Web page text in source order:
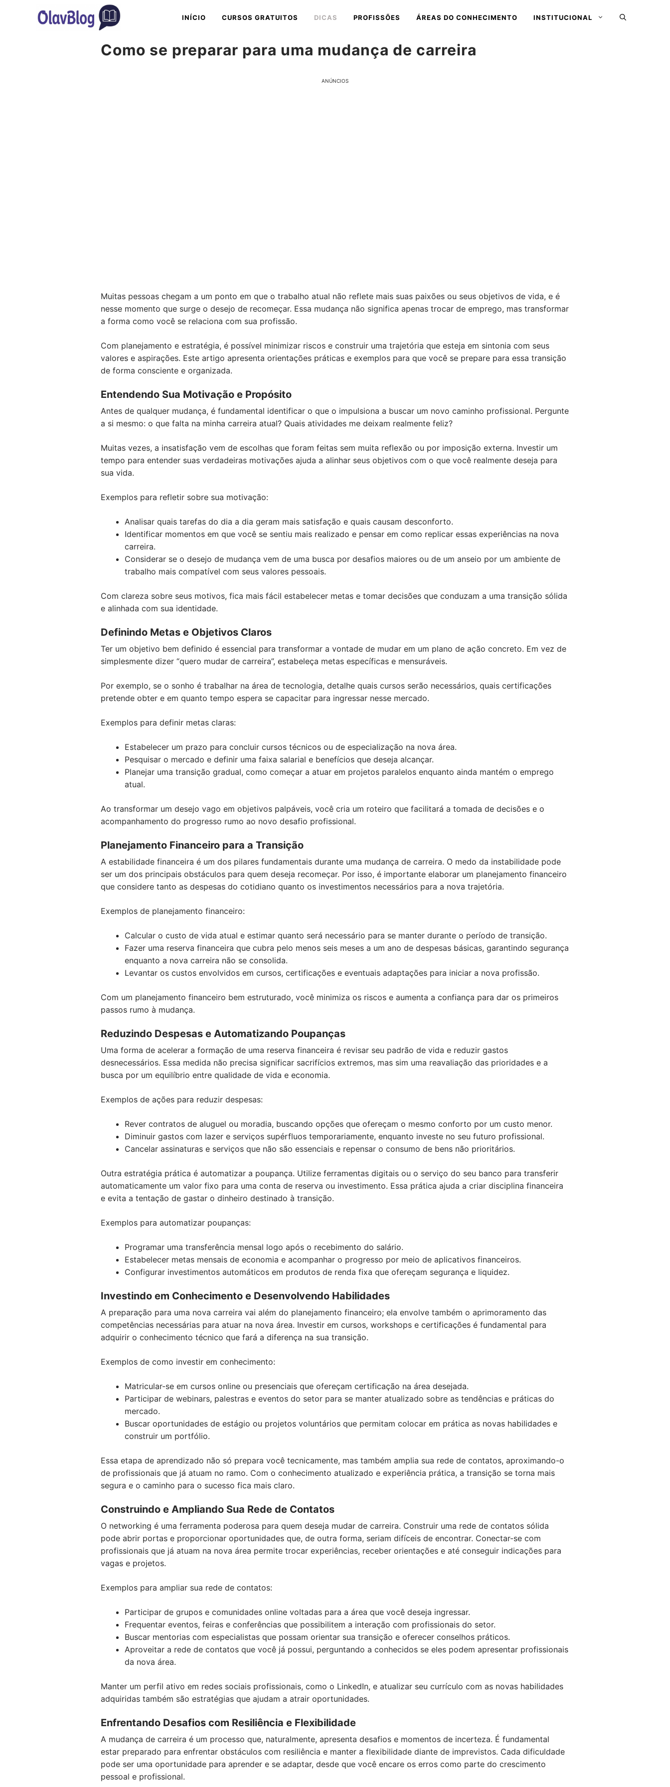
INÍCIO CURSOS GRATUITOS DICAS PROFISSÕES ÁREAS DO CONHECIMENTO INSTITUCIONAL
Como se preparar para uma mudança de carreira
ANÚNCIOS
Muitas pessoas chegam a um ponto em que o trabalho atual não reflete mais suas paixões ou seus objetivos de vida, e é
nesse momento que surge o desejo de recomeçar. Essa mudança não significa apenas trocar de emprego, mas transformar
a forma como você se relaciona com sua profissão.
Com planejamento e estratégia, é possível minimizar riscos e construir uma trajetória que esteja em sintonia com seus
valores e aspirações. Este artigo apresenta orientações práticas e exemplos para que você se prepare para essa transição
de forma consciente e organizada.
Entendendo Sua Motivação e Propósito
Antes de qualquer mudança, é fundamental identificar o que o impulsiona a buscar um novo caminho profissional. Pergunte
a si mesmo: o que falta na minha carreira atual? Quais atividades me deixam realmente feliz?
Muitas vezes, a insatisfação vem de escolhas que foram feitas sem muita reflexão ou por imposição externa. Investir um
tempo para entender suas verdadeiras motivações ajuda a alinhar seus objetivos com o que você realmente deseja para
sua vida.
Exemplos para refletir sobre sua motivação:
Analisar quais tarefas do dia a dia geram mais satisfação e quais causam desconforto.
Identificar momentos em que você se sentiu mais realizado e pensar em como replicar essas experiências na nova
carreira.
Considerar se o desejo de mudança vem de uma busca por desafios maiores ou de um anseio por um ambiente de
trabalho mais compatível com seus valores pessoais.
Com clareza sobre seus motivos, fica mais fácil estabelecer metas e tomar decisões que conduzam a uma transição sólida
e alinhada com sua identidade.
Definindo Metas e Objetivos Claros
Ter um objetivo bem definido é essencial para transformar a vontade de mudar em um plano de ação concreto. Em vez de
simplesmente dizer “quero mudar de carreira”, estabeleça metas específicas e mensuráveis.
Por exemplo, se o sonho é trabalhar na área de tecnologia, detalhe quais cursos serão necessários, quais certificações
pretende obter e em quanto tempo espera se capacitar para ingressar nesse mercado.
Exemplos para definir metas claras:
Estabelecer um prazo para concluir cursos técnicos ou de especialização na nova área.
Pesquisar o mercado e definir uma faixa salarial e benefícios que deseja alcançar.
Planejar uma transição gradual, como começar a atuar em projetos paralelos enquanto ainda mantém o emprego
atual.
Ao transformar um desejo vago em objetivos palpáveis, você cria um roteiro que facilitará a tomada de decisões e o
acompanhamento do progresso rumo ao novo desafio profissional.
Planejamento Financeiro para a Transição
A estabilidade financeira é um dos pilares fundamentais durante uma mudança de carreira. O medo da instabilidade pode
ser um dos principais obstáculos para quem deseja recomeçar. Por isso, é importante elaborar um planejamento financeiro
que considere tanto as despesas do cotidiano quanto os investimentos necessários para a nova trajetória.
Exemplos de planejamento financeiro:
Calcular o custo de vida atual e estimar quanto será necessário para se manter durante o período de transição.
Fazer uma reserva financeira que cubra pelo menos seis meses a um ano de despesas básicas, garantindo segurança
enquanto a nova carreira não se consolida.
Levantar os custos envolvidos em cursos, certificações e eventuais adaptações para iniciar a nova profissão.
Com um planejamento financeiro bem estruturado, você minimiza os riscos e aumenta a confiança para dar os primeiros
passos rumo à mudança.
Reduzindo Despesas e Automatizando Poupanças
Uma forma de acelerar a formação de uma reserva financeira é revisar seu padrão de vida e reduzir gastos
desnecessários. Essa medida não precisa significar sacrifícios extremos, mas sim uma reavaliação das prioridades e a
busca por um equilíbrio entre qualidade de vida e economia.
Exemplos de ações para reduzir despesas:
Rever contratos de aluguel ou moradia, buscando opções que ofereçam o mesmo conforto por um custo menor.
Diminuir gastos com lazer e serviços supérfluos temporariamente, enquanto investe no seu futuro profissional.
Cancelar assinaturas e serviços que não são essenciais e repensar o consumo de bens não prioritários.
Outra estratégia prática é automatizar a poupança. Utilize ferramentas digitais ou o serviço do seu banco para transferir
automaticamente um valor fixo para uma conta de reserva ou investimento. Essa prática ajuda a criar disciplina financeira
e evita a tentação de gastar o dinheiro destinado à transição.
Exemplos para automatizar poupanças:
Programar uma transferência mensal logo após o recebimento do salário.
Estabelecer metas mensais de economia e acompanhar o progresso por meio de aplicativos financeiros.
Configurar investimentos automáticos em produtos de renda fixa que ofereçam segurança e liquidez.
Investindo em Conhecimento e Desenvolvendo Habilidades
A preparação para uma nova carreira vai além do planejamento financeiro; ela envolve também o aprimoramento das
competências necessárias para atuar na nova área. Investir em cursos, workshops e certificações é fundamental para
adquirir o conhecimento técnico que fará a diferença na sua transição.
Exemplos de como investir em conhecimento:
Matricular-se em cursos online ou presenciais que ofereçam certificação na área desejada.
Participar de webinars, palestras e eventos do setor para se manter atualizado sobre as tendências e práticas do
mercado.
Buscar oportunidades de estágio ou projetos voluntários que permitam colocar em prática as novas habilidades e
construir um portfólio.
Essa etapa de aprendizado não só prepara você tecnicamente, mas também amplia sua rede de contatos, aproximando-o
de profissionais que já atuam no ramo. Com o conhecimento atualizado e experiência prática, a transição se torna mais
segura e o caminho para o sucesso fica mais claro.
Construindo e Ampliando Sua Rede de Contatos
O networking é uma ferramenta poderosa para quem deseja mudar de carreira. Construir uma rede de contatos sólida
pode abrir portas e proporcionar oportunidades que, de outra forma, seriam difíceis de encontrar. Conectar-se com
profissionais que já atuam na nova área permite trocar experiências, receber orientações e até conseguir indicações para
vagas e projetos.
Exemplos para ampliar sua rede de contatos:
Participar de grupos e comunidades online voltadas para a área que você deseja ingressar.
Frequentar eventos, feiras e conferências que possibilitem a interação com profissionais do setor.
Buscar mentorias com especialistas que possam orientar sua transição e oferecer conselhos práticos.
Aproveitar a rede de contatos que você já possui, perguntando a conhecidos se eles podem apresentar profissionais
da nova área.
Manter um perfil ativo em redes sociais profissionais, como o LinkedIn, e atualizar seu currículo com as novas habilidades
adquiridas também são estratégias que ajudam a atrair oportunidades.
Enfrentando Desafios com Resiliência e Flexibilidade
A mudança de carreira é um processo que, naturalmente, apresenta desafios e momentos de incerteza. É fundamental
estar preparado para enfrentar obstáculos com resiliência e manter a flexibilidade diante de imprevistos. Cada dificuldade
pode ser uma oportunidade para aprender e se adaptar, desde que você encare os erros como parte do crescimento
pessoal e profissional.